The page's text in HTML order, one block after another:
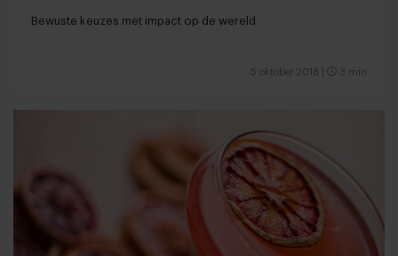
Bewuste keuzes met impact op de wereld
5 oktober 2018 3 min